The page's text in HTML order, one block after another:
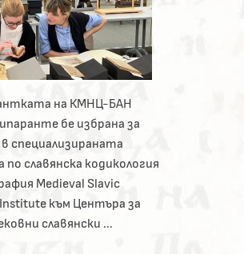
на КМНЦ-БАН
бе избрана за
специализираната
по славянска кодикология
Medieval Slavic
към Центъра за
славянски ...